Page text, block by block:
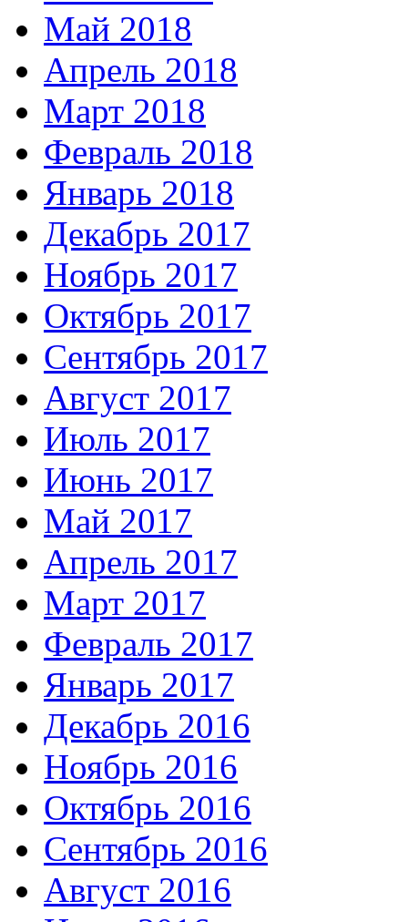
Май 2018
Апрель 2018
Март 2018
Февраль 2018
Январь 2018
Декабрь 2017
Ноябрь 2017
Октябрь 2017
Сентябрь 2017
Август 2017
Июль 2017
Июнь 2017
Май 2017
Апрель 2017
Март 2017
Февраль 2017
Январь 2017
Декабрь 2016
Ноябрь 2016
Октябрь 2016
Сентябрь 2016
Август 2016